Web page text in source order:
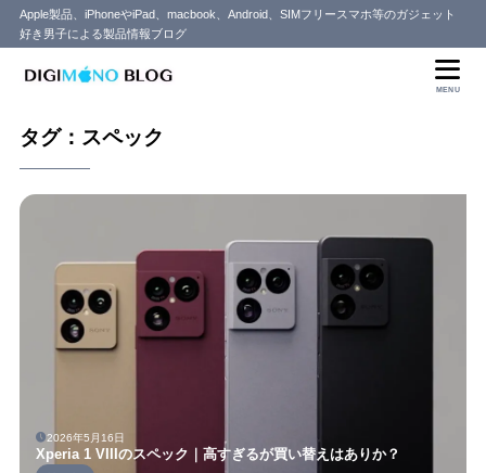
Apple製品、iPhoneやiPad、macbook、Android、SIMフリースマホ等のガジェット
好き男子による製品情報ブログ
MENU
タグ：スペック
2026年5月16日
Xperia 1 VIIIのスペック｜高すぎるが買い替えはありか？